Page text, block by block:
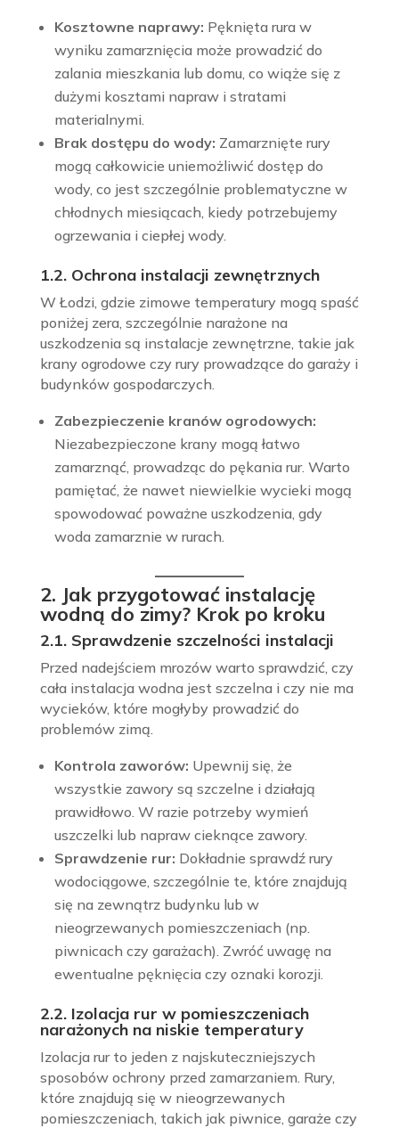
Kosztowne naprawy: Pęknięta rura w
wyniku zamarznięcia może prowadzić do
zalania mieszkania lub domu, co wiąże się z
dużymi kosztami napraw i stratami
materialnymi.
Brak dostępu do wody: Zamarznięte rury
mogą całkowicie uniemożliwić dostęp do
wody, co jest szczególnie problematyczne w
chłodnych miesiącach, kiedy potrzebujemy
ogrzewania i ciepłej wody.
1.2. Ochrona instalacji zewnętrznych
W Łodzi, gdzie zimowe temperatury mogą spaść
poniżej zera, szczególnie narażone na
uszkodzenia są instalacje zewnętrzne, takie jak
krany ogrodowe czy rury prowadzące do garaży i
budynków gospodarczych.
Zabezpieczenie kranów ogrodowych:
Niezabezpieczone krany mogą łatwo
zamarznąć, prowadząc do pękania rur. Warto
pamiętać, że nawet niewielkie wycieki mogą
spowodować poważne uszkodzenia, gdy
woda zamarznie w rurach.
2. Jak przygotować instalację
wodną do zimy? Krok po kroku
2.1. Sprawdzenie szczelności instalacji
Przed nadejściem mrozów warto sprawdzić, czy
cała instalacja wodna jest szczelna i czy nie ma
wycieków, które mogłyby prowadzić do
problemów zimą.
Kontrola zaworów: Upewnij się, że
wszystkie zawory są szczelne i działają
prawidłowo. W razie potrzeby wymień
uszczelki lub napraw cieknące zawory.
Sprawdzenie rur: Dokładnie sprawdź rury
wodociągowe, szczególnie te, które znajdują
się na zewnątrz budynku lub w
nieogrzewanych pomieszczeniach (np.
piwnicach czy garażach). Zwróć uwagę na
ewentualne pęknięcia czy oznaki korozji.
2.2. Izolacja rur w pomieszczeniach
narażonych na niskie temperatury
Izolacja rur to jeden z najskuteczniejszych
sposobów ochrony przed zamarzaniem. Rury,
które znajdują się w nieogrzewanych
pomieszczeniach, takich jak piwnice, garaże czy